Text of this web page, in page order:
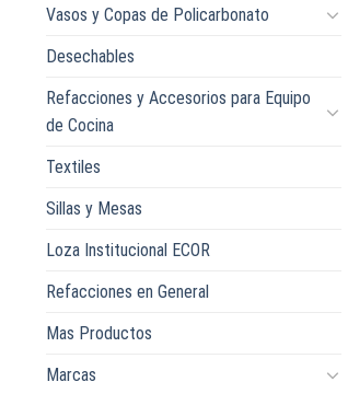
Vasos y Copas de Policarbonato
Desechables
Refacciones y Accesorios para Equipo
de Cocina
Textiles
Sillas y Mesas
Loza Institucional ECOR
Refacciones en General
Mas Productos
Marcas